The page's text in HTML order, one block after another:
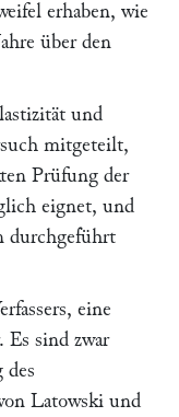
erhaben, wie
über den
und
mitgeteilt,
Prüfung der
eignet, und
durchgeführt
eine
Es sind zwar
des
Latowski und